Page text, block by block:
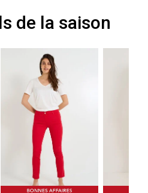
de la saison